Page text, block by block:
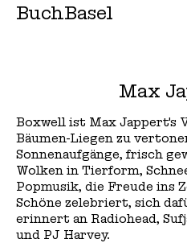
BuchBasel
Max
Boxwell ist Max Jappert's
Bäumen-Liegen zu
Sonnenaufgänge, frisch
Wolken in Tierform,
Popmusik, die Freude ins
Schöne zelebriert, sich
erinnert an Radiohead,
und PJ Harvey.